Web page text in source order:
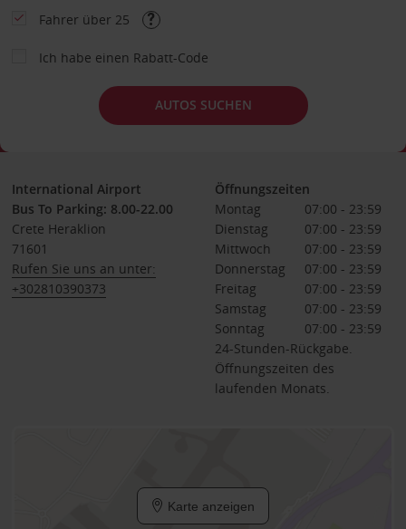
Fahrer über 25
Ich habe einen Rabatt-Code
AUTOS SUCHEN
International Airport
Bus To Parking: 8.00-22.00
Crete Heraklion
71601
Rufen Sie uns an unter:
+302810390373
Öffnungszeiten
Montag
07:00 - 23:59
Dienstag
07:00 - 23:59
Mittwoch
07:00 - 23:59
Donnerstag
07:00 - 23:59
Freitag
07:00 - 23:59
Samstag
07:00 - 23:59
Sonntag
07:00 - 23:59
24-Stunden-Rückgabe.
Öffnungszeiten des
laufenden Monats.
Karte anzeigen